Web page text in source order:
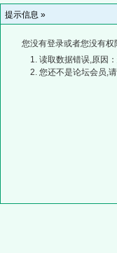
提示信息 »
您没有登录或者您没有
读取数据错误,原因
您还不是论坛会员,